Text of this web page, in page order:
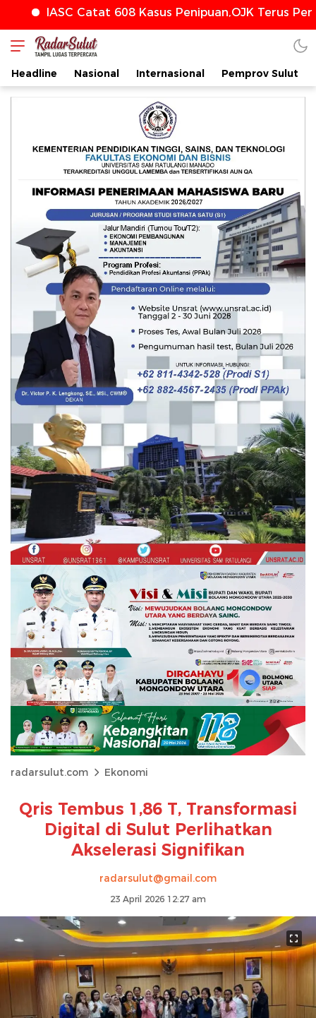
Catat 608 Kasus Penipuan,OJK Terus Perkuat
Headline Nasional Internasional Pemprov Sulut
radarsulut.com Ekonomi
Qris Tembus 1,86 T, Transformasi
Digital di Sulut Perlihatkan
Akselerasi Signifikan
radarsulut@gmail.com
23 April 2026 12:27 am